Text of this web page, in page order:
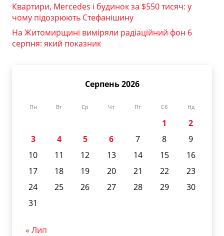
Квартири, Mercedes і будинок за $550 тисяч: у
чому підозрюють Стефанішину
На Житомирщині виміряли радіаційний фон 6
серпня: який показник
Серпень 2026
Пн Вт Ср Чт Пт Сб Нд
1
2
3
4 5 6 7 8
9
10
11 12 13 14 15
16
17
18 19 20 21 22
23
24
25 26 27 28 29
30
31
« Лип